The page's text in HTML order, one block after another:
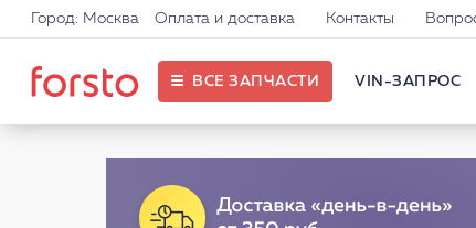
Город: Москва Оплата и доставка Контакты
ВСЕ ЗАПЧАСТИ VIN-ЗАПРОС